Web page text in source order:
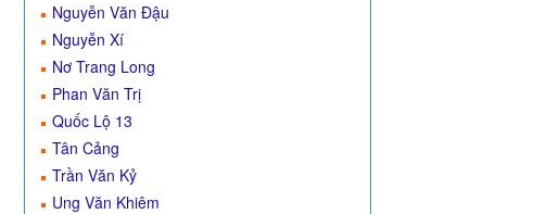
Nguyễn Văn Đậu
Nguyễn Xí
Nơ Trang Long
Phan Văn Trị
Quốc Lộ 13
Tân Cảng
Trần Văn Kỷ
Ung Văn Khiêm